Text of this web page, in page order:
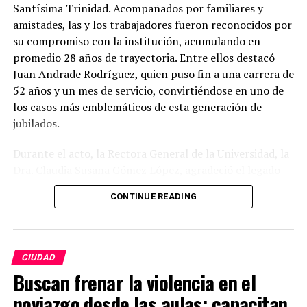
Santísima Trinidad. Acompañados por familiares y
amistades, las y los trabajadores fueron reconocidos por
su compromiso con la institución, acumulando en
promedio 28 años de trayectoria. Entre ellos destacó
Juan Andrade Rodríguez, quien puso fin a una carrera de
52 años y un mes de servicio, convirtiéndose en uno de
los casos más emblemáticos de esta generación de
jubilados.
Durante el acto, la Rectora General de la Universidad, la
de quienes dedicaron gran parte de su vida a fortalecer
la máxima casa de estudios del estado. En su mensaje,
tiempo que reconoció la labor desempeñada en aulas,
laboratorios, bibliotecas, oficinas, espacios culturales,
áreas de mantenimiento, seguridad y administración.
“No les digo felicidades; les digo gracias”, expresó, al
CONTINUE READING
CIUDAD
Buscan frenar la violencia en el